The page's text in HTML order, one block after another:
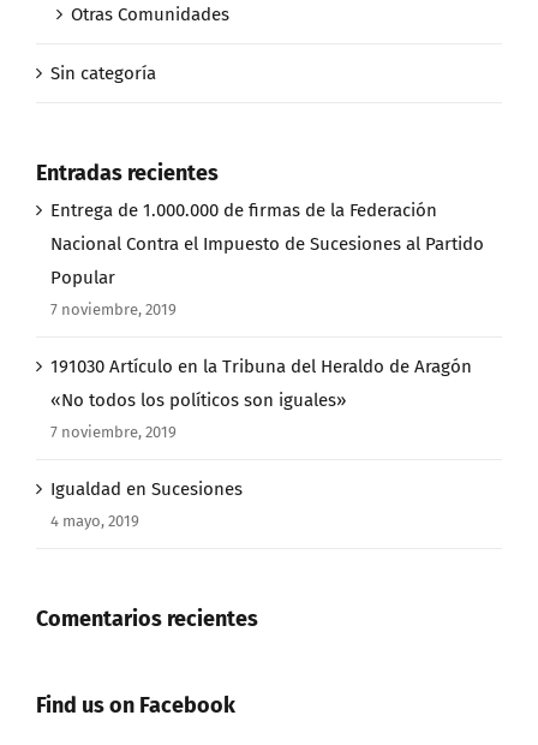
Otras Comunidades
Sin categoría
Entradas recientes
Entrega de 1.000.000 de firmas de la Federación
Nacional Contra el Impuesto de Sucesiones al Partido
Popular
7 noviembre, 2019
191030 Artículo en la Tribuna del Heraldo de Aragón
«No todos los políticos son iguales»
7 noviembre, 2019
Igualdad en Sucesiones
4 mayo, 2019
Comentarios recientes
Find us on Facebook